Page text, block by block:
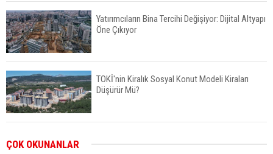
Yatırımcıların Bina Tercihi Değişiyor: Dijital Altyapı
Öne Çıkıyor
TOKİ'nin Kiralık Sosyal Konut Modeli Kiraları
Düşürür Mü?
ÇOK OKUNANLAR